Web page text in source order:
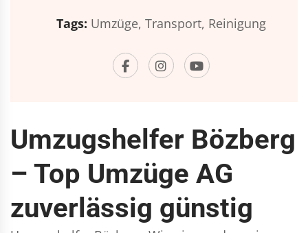
Tags: Umzüge, Transport, Reinigung
Umzugshelfer Bözberg
– Top Umzüge AG
zuverlässig günstig